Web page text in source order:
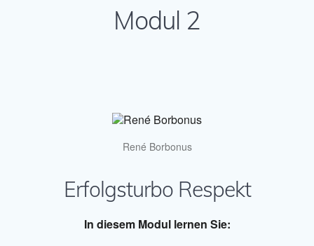
Modul 2
René Borbonus
Erfolgsturbo Respekt
In diesem Modul lernen Sie: